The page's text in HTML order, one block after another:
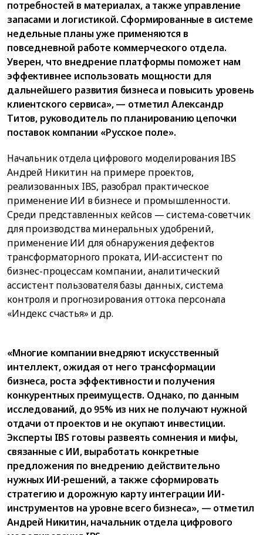
потребностей в материалах, а также управление
запасами и логистикой. Сформированные в системе
недельные планы уже применяются в
повседневной работе коммерческого отдела.
Уверен, что внедрение платформы поможет нам
эффективнее использовать мощности для
дальнейшего развития бизнеса и повысить уровень
клиентского сервиса», — отметил Александр
Титов, руководитель по планированию цепочки
поставок компании «Русское поле».
Начальник отдела цифрового моделирования IBS
Андрей Никитин на примере проектов,
реализованных IBS, разобрал практическое
применение ИИ в бизнесе и промышленности.
Среди представленных кейсов — система-советчик
для производства минеральных удобрений,
применение ИИ для обнаружения дефектов
трансформаторного проката, ИИ-ассистент по
бизнес-процессам компании, аналитический
ассистент пользователя базы данных, система
контроля и прогнозирования оттока персонала
«Индекс счастья» и др.
«Многие компании внедряют искусственный
интеллект, ожидая от него трансформации
бизнеса, роста эффективности и получения
конкурентных преимуществ. Однако, по данным
исследований, до 95% из них не получают нужной
отдачи от проектов и не окупают инвестиции.
Эксперты IBS готовы развеять сомнения и мифы,
связанные с ИИ, выработать конкретные
предложения по внедрению действительно
нужных ИИ-решений, а также сформировать
стратегию и дорожную карту интеграции ИИ-
инструментов на уровне всего бизнеса», — отметил
Андрей Никитин, начальник отдела цифрового